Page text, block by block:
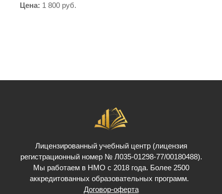
Цена: 1 800 руб.
Лицензированный учебный центр (лицензия
регистрационный номер № Л035-01298-77/00180488).
Мы работаем в НМО с 2018 года. Более 2500
аккредитованных образовательных программ.
Договор-оферта